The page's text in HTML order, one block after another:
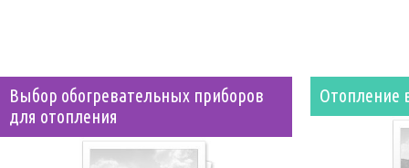
Выбор обогревательных приборов
для отопления
Отопление